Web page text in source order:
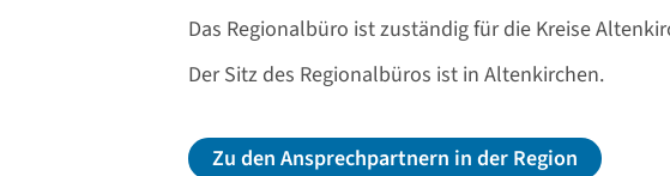
Das Regionalbüro ist zuständig für die Kreise
Der Sitz des Regionalbüros ist in Altenkirchen.
Zu den Ansprechpartnern in der Region